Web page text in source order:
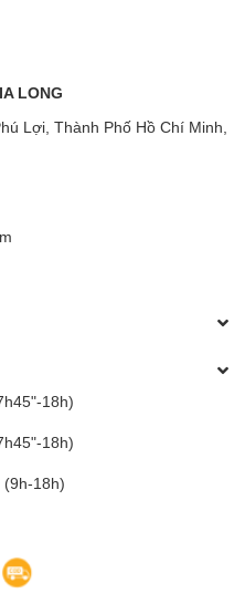
LONG
Lợi, Thành Phố Hồ Chí Minh,
18h)
18h)
(9h-18h)